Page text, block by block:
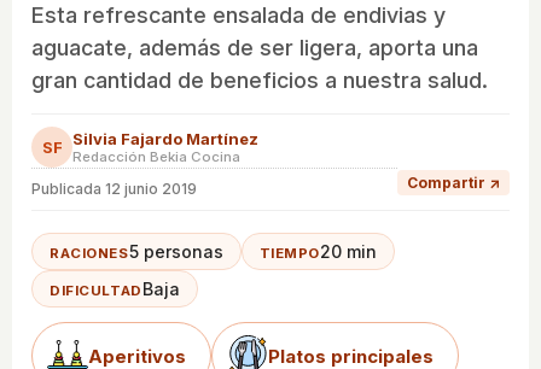
Esta refrescante ensalada de endivias y
aguacate, además de ser ligera, aporta una
gran cantidad de beneficios a nuestra salud.
SF Silvia Fajardo Martínez
Redacción Bekia Cocina
Publicada 12 junio 2019 Compartir ↗
RACIONES5 personas TIEMPO20 min
DIFICULTAD Baja
Aperitivos Platos principales